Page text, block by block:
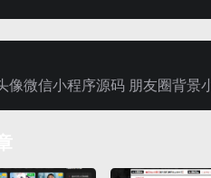
像微信小程序源码 朋友圈背景
动态壁纸微信